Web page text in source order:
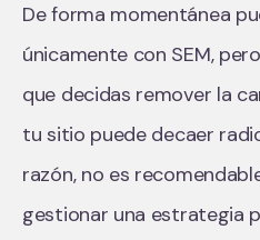
De forma momentánea
únicamente con SEM,
que decidas remover la
tu sitio puede decaer
razón, no es
gestionar una estrategia